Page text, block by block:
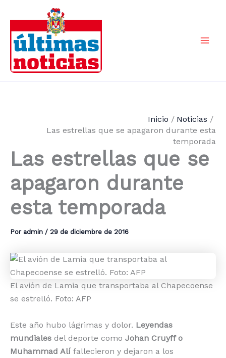
contenido
Inicio
Noticias
Las estrellas que se apagaron durante esta
temporada
Las estrellas que se
apagaron durante
esta temporada
Por admin / 29 de diciembre de 2016
El avión de Lamia que transportaba al Chapecoense
se estrelló. Foto: AFP
Este año hubo lágrimas y dolor. Leyendas
mundiales del deporte como Johan Cruyff o
Muhammad Alí fallecieron y dejaron a los